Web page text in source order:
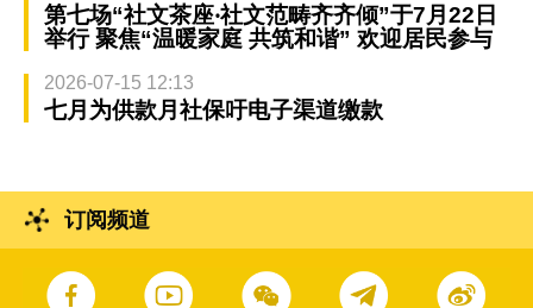
第七场“社文茶座‧社文范畴齐齐倾”于7月22日
举行 聚焦“温暖家庭 共筑和谐” 欢迎居民参与
2026-07-15 12:13
七月为供款月社保吁电子渠道缴款
订阅频道